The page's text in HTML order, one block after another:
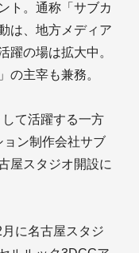
ト。通称「サブカ
は、地方メディア
躍の場は拡大中。
の主宰も兼務。
て活躍する一方
ン制作会社サブ
屋スタジオ開設に
に名古屋スタジ